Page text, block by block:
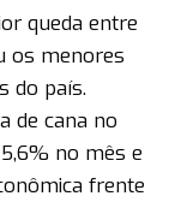
queda entre
os menores
do país.
de cana no
no mês e
frente